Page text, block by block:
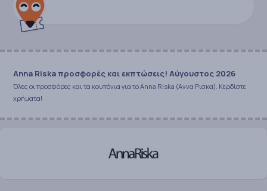
Anna Riska προσφορές και εκπτώσεις! Αύγουστος 2026
Όλες οι προσφόρες και τα κουπόνια για το Anna Riska (Αννα Ρισκα). Κερδίστε
χρήματα!